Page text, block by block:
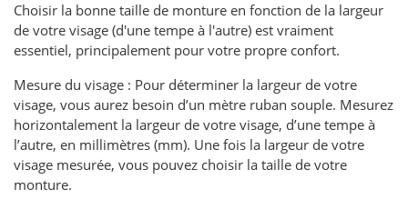
Choisir la bonne taille de monture en fonction de la largeur
de votre visage (d'une tempe à l'autre) est vraiment
essentiel, principalement pour votre propre confort.
Mesure du visage : Pour déterminer la largeur de votre
visage, vous aurez besoin d’un mètre ruban souple. Mesurez
horizontalement la largeur de votre visage, d’une tempe à
l’autre, en millimètres (mm). Une fois la largeur de votre
visage mesurée, vous pouvez choisir la taille de votre
monture.